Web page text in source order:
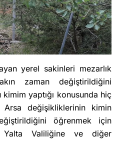
yerel sakinleri mezarlık
zaman değiştirildiğini
yaptığı konusunda hiç
Arsa değişikliklerinin kimin
öğrenmek için
Yalta Valiliğine ve diğer